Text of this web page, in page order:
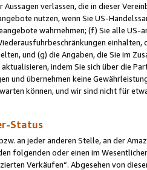
Aussagen verlassen, die in dieser
nutzen, wenn Sie US-
wahrnehmen; (f) Sie alle
und (g) die Angaben, die Sie im
aktualisieren, indem Sie sich über die
und übernehmen keine
können, und wir sind nicht für
Status
an jeder anderen Stelle, an der
folgenden oder einen im
Verkäufen“. Abgesehen von